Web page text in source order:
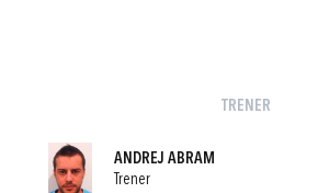
TRENER
ANDREJ ABRAM
Trener